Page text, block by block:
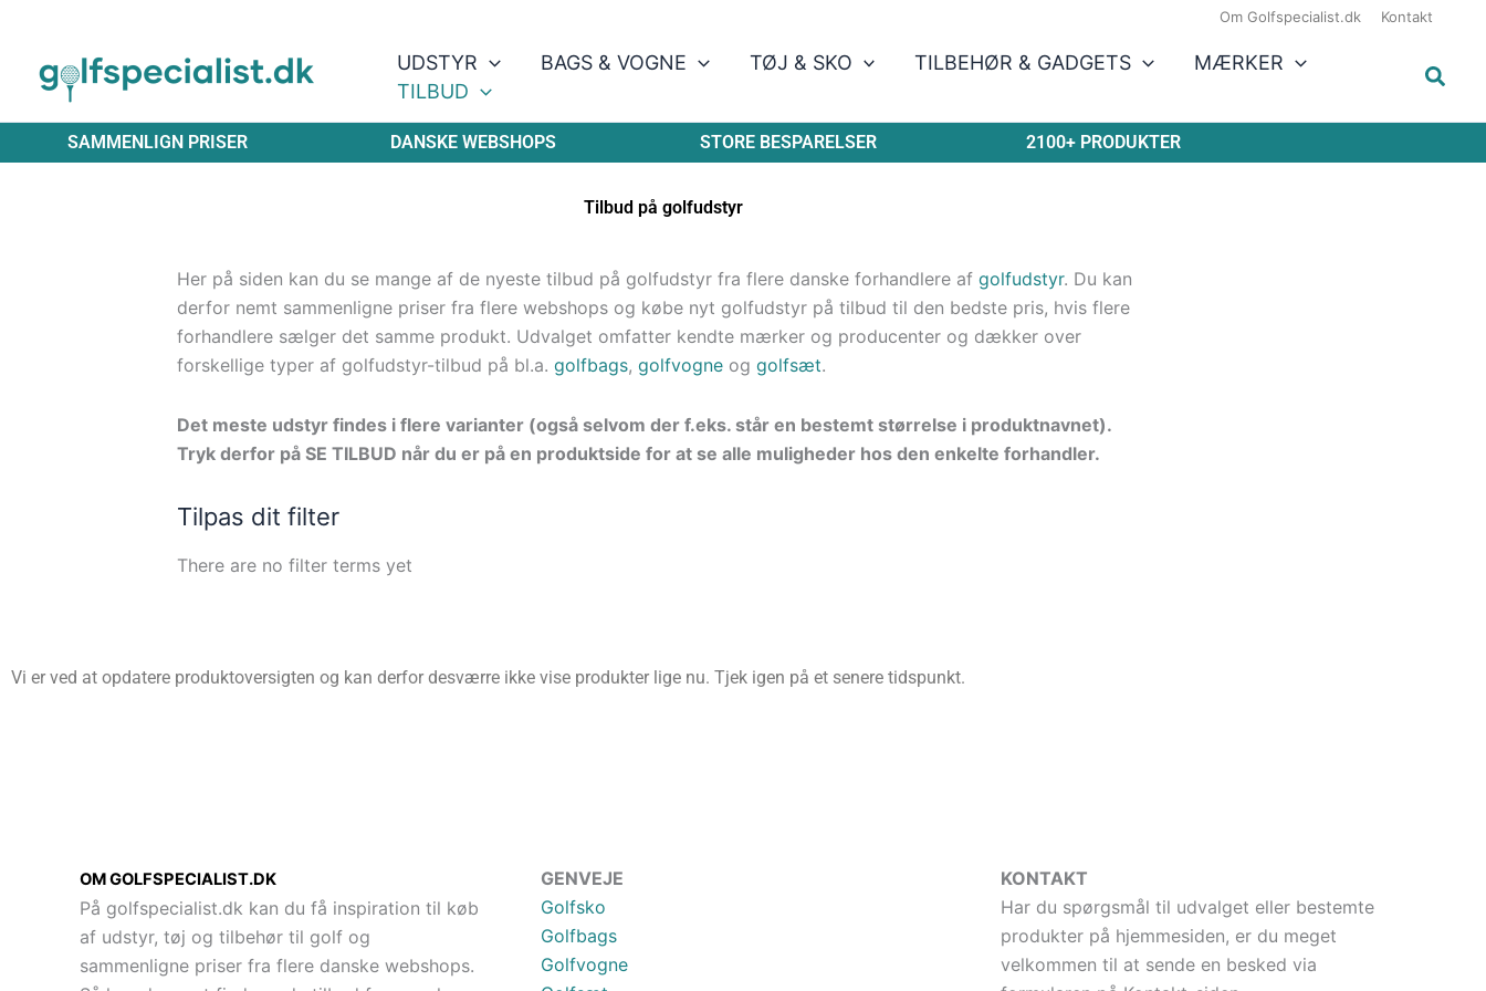
indholdet
Om Golfspecialist.dk Kontakt
UDSTYR BAGS & VOGNE TØJ & SKO TILBEHØR & GADGETS
MÆRKER
TILBUD
SAMMENLIGN PRISER DANSKE WEBSHOPS STORE BESPARELSER 2100+ PRODUKTER
Tilbud på golfudstyr
Her på siden kan du se mange af de nyeste tilbud på golfudstyr fra flere danske forhandlere af golfudstyr. Du kan
derfor nemt sammenligne priser fra flere webshops og købe nyt golfudstyr på tilbud til den bedste pris, hvis flere
forhandlere sælger det samme produkt. Udvalget omfatter kendte mærker og producenter og dækker over
forskellige typer af golfudstyr-tilbud på bl.a. golfbags, golfvogne og golfsæt.
Det meste udstyr findes i flere varianter (også selvom der f.eks. står en bestemt størrelse i produktnavnet).
Tryk derfor på SE TILBUD når du er på en produktside for at se alle muligheder hos den enkelte forhandler.
Tilpas dit filter
There are no filter terms yet
Vi er ved at opdatere produktoversigten og kan derfor desværre ikke vise produkter lige nu. Tjek igen på et senere tidspunkt.
OM GOLFSPECIALIST.DK
På golfspecialist.dk kan du få inspiration til køb
af udstyr, tøj og tilbehør til golf og
sammenligne priser fra flere danske webshops.
GENVEJE
Golfsko
Golfbags
Golfvogne
KONTAKT
Har du spørgsmål til udvalget eller bestemte
produkter på hjemmesiden, er du meget
velkommen til at sende en besked via